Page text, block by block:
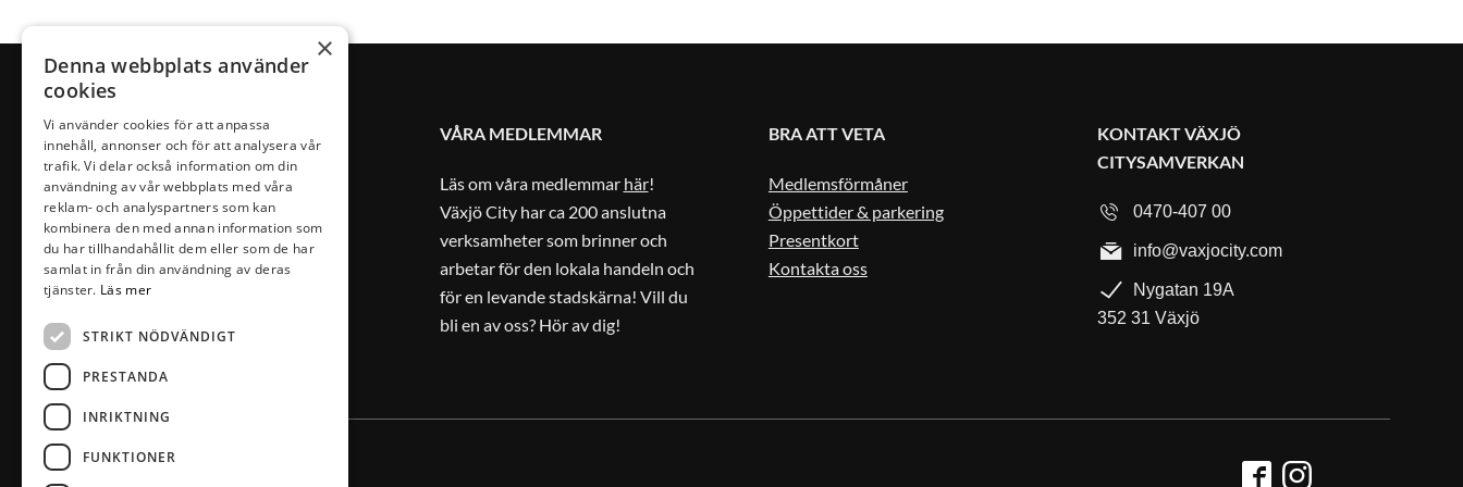
VÅRA MEDLEMMAR
Läs om våra medlemmar här!
Växjö City har ca 200 anslutna
verksamheter som brinner och
arbetar för den lokala handeln och
för en levande stadskärna! Vill du
bli en av oss? Hör av dig!
BRA ATT VETA
Medlemsförmåner
Öppettider & parkering
Presentkort
Kontakta oss
KONTAKT VÄXJÖ
CITYSAMVERKAN
0470-407 00
info@vaxjocity.com
Nygatan 19A
352 31 Växjö
×
Denna webbplats använder
cookies
Vi använder cookies för att anpassa
innehåll, annonser och för att analysera vår
trafik. Vi delar också information om din
användning av vår webbplats med våra
reklam- och analyspartners som kan
kombinera den med annan information som
du har tillhandahållit dem eller som de har
samlat in från din användning av deras
tjänster. Läs mer
STRIKT NÖDVÄNDIGT
PRESTANDA
INRIKTNING
FUNKTIONER